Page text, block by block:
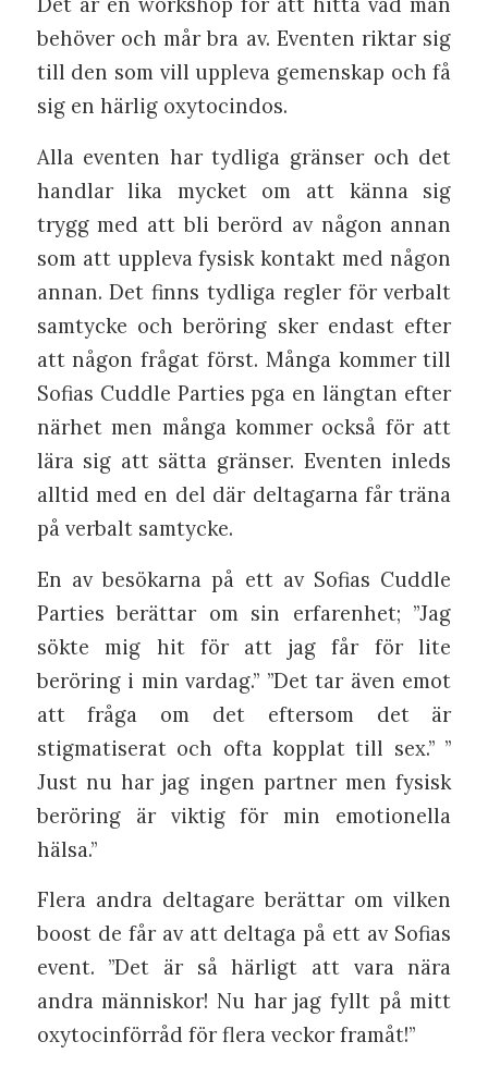
behöver och mår bra av. Eventen riktar sig
till den som vill uppleva gemenskap och få
sig en härlig oxytocindos.
Alla eventen har tydliga gränser och det
handlar lika mycket om att känna sig
trygg med att bli berörd av någon annan
som att uppleva fysisk kontakt med någon
annan. Det finns tydliga regler för verbalt
samtycke och beröring sker endast efter
att någon frågat först. Många kommer till
Sofias Cuddle Parties pga en längtan efter
närhet men många kommer också för att
lära sig att sätta gränser. Eventen inleds
alltid med en del där deltagarna får träna
på verbalt samtycke.
En av besökarna på ett av Sofias Cuddle
Parties berättar om sin erfarenhet; ”Jag
sökte mig hit för att jag får för lite
beröring i min vardag.” ”Det tar även emot
att fråga om det eftersom det är
stigmatiserat och ofta kopplat till sex.” ”
Just nu har jag ingen partner men fysisk
beröring är viktig för min emotionella
hälsa.”
Flera andra deltagare berättar om vilken
boost de får av att deltaga på ett av Sofias
event. ”Det är så härligt att vara nära
andra människor! Nu har jag fyllt på mitt
oxytocinförråd för flera veckor framåt!”